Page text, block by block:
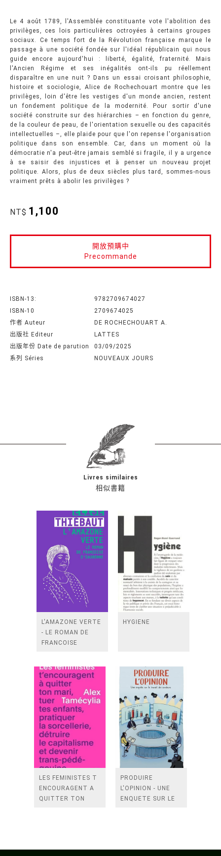
Le 4 août 1789, l'Assemblée constituante vote l'abolition des
privilèges, ces lois particulières octroyées à certains groupes
sociaux. Ce temps fort de la Révolution française marque le
passage à une société fondée sur l'idéal républicain qui nous
guide encore aujourd'hui : liberté, égalité, fraternité. Mais
l'Ancien Régime et ses inégalités ont-ils pu réellement
disparaître en une nuit ? Dans un essai croisant philosophie,
histoire et sociologie, Alice de Rochechouart montre que les
privilèges, loin d'être les vestiges d'un monde ancien, restent
un fondement politique de la modernité. Pour sortir d'une
société construite sur des hiérarchies – en fonction du genre,
de la couleur de peau, de l'orientation sexuelle ou des capacités
intellectuelles –, elle plaide pour que l'on repense l'organisation
politique dans son ensemble. Car, dans un moment où la
démocratie n'a peut-être jamais semblé si fragile, il y a urgence
à se saisir des injustices et à penser un nouveau projet
politique. Alors, plus de deux siècles plus tard, sommes-nous
vraiment prêts à abolir les privilèges ?
NT$ 1,100
開放預購中
Precommande
ISBN-13:
9782709674027
ISBN-10
2709674025
作者 Auteur
DE ROCHECHOUART A.
出版社 Editeur
LATTES
出版年份 Date de parution
03/09/2025
系列 Séries
NOUVEAUX JOURS
相似書籍
Livres similaires
L'AMAZONE VERTE
- LE ROMAN DE
FRANCOISE
HYGIENE
LES FEMINISTES T
ENCOURAGENT A
QUITTER TON
DETRUIR
PRODUIRE
L'OPINION - UNE
ENQUETE SUR LE